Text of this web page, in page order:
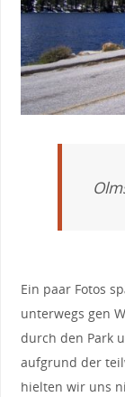
Ein paar Fotos
unterwegs gen
durch den Park
aufgrund der
hielten wir uns